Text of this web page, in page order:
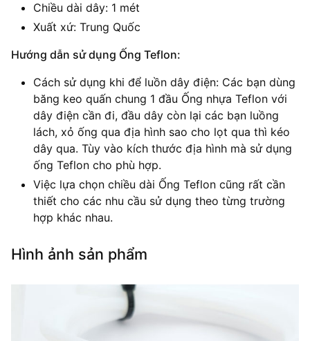
Chiều dài dây: 1 mét
Xuất xứ: Trung Quốc
Hướng dẫn sử dụng Ống Teflon:
Cách sử dụng khi để luồn dây điện: Các bạn dùng
băng keo quấn chung 1 đầu Ống nhựa Teflon với
dây điện cần đi, đầu dây còn lại các bạn luồng
lách, xỏ ống qua địa hình sao cho lọt qua thì kéo
dây qua. Tùy vào kích thước địa hình mà sử dụng
ống Teflon cho phù hợp.
Việc lựa chọn chiều dài Ống Teflon cũng rất cần
thiết cho các nhu cầu sử dụng theo từng trường
hợp khác nhau.
Hình ảnh sản phẩm